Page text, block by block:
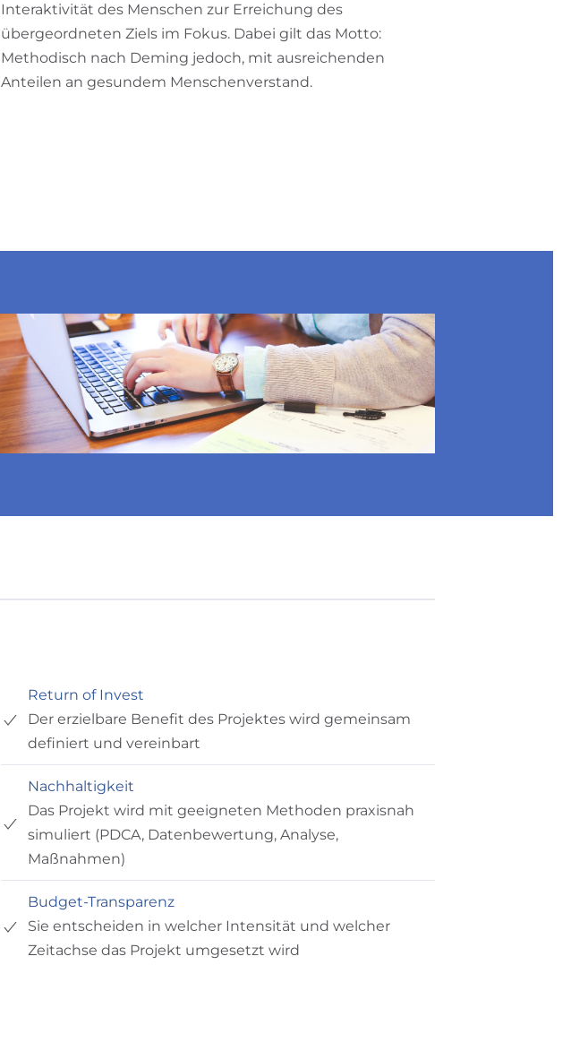
Interaktivität des Menschen zur Erreichung des
übergeordneten Ziels im Fokus. Dabei gilt das Motto:
Methodisch nach Deming jedoch, mit ausreichenden
Anteilen an gesundem Menschenverstand.
Return of Invest
Der erzielbare Benefit des Projektes wird gemeinsam
definiert und vereinbart
Nachhaltigkeit
Das Projekt wird mit geeigneten Methoden praxisnah
simuliert (PDCA, Datenbewertung, Analyse,
Maßnahmen)
Budget-Transparenz
Sie entscheiden in welcher Intensität und welcher
Zeitachse das Projekt umgesetzt wird